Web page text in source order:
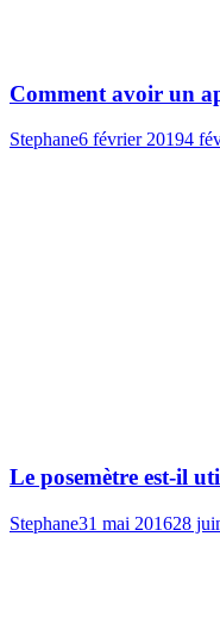
Comment avoir un
Stephane6 février 20194
Le posemètre est-il
Stephane31 mai 201628